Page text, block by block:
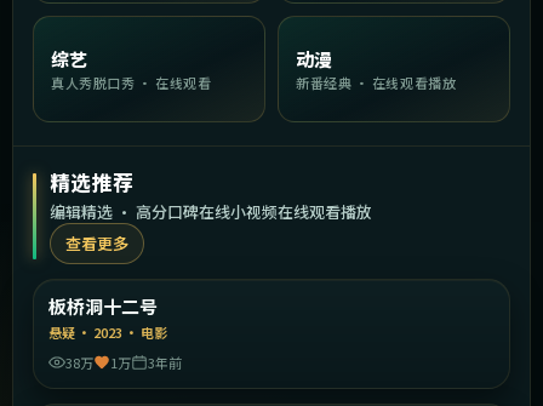
综艺
真人秀脱口秀 · 在线观看
动漫
新番经典 · 在线观看播放
精选推荐
编辑精选 · 高分口碑在线小视频在线观看播放
查看更多
精选
板桥洞十二号
悬疑 · 2023 · 电影
38万
1万 3年前